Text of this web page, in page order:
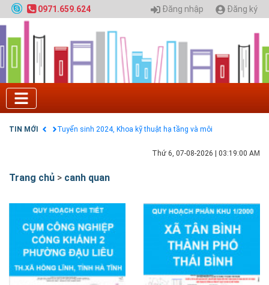
0971.659.624 Đăng nhập Đăng ký
TIN MỚI
Tuyển sinh 2025, Khoa kỹ thuật hạ tầng và môi
trường đô thị - Đại học Kiến trúc Hà Nội
Chính sách thanh toán
Điều khoản dịch vụ
Quy hoạch chung hệ thống đê điều thành phố Hà
GIAO LƯU TRỰC TUYẾN - TƯ VẤN TUYỂN SINH ĐẠI
SỐ 02
Thứ 6, 07-08-2026 03:19:01 AM
Trang chủ > canh quan